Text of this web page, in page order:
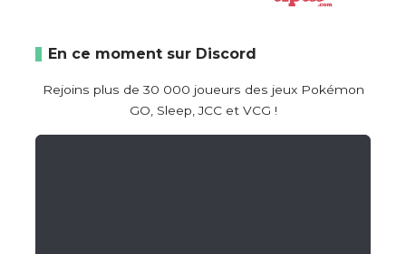
En ce moment sur Discord
Rejoins plus de 30 000 joueurs des jeux Pokémon
GO, Sleep, JCC et VCG !